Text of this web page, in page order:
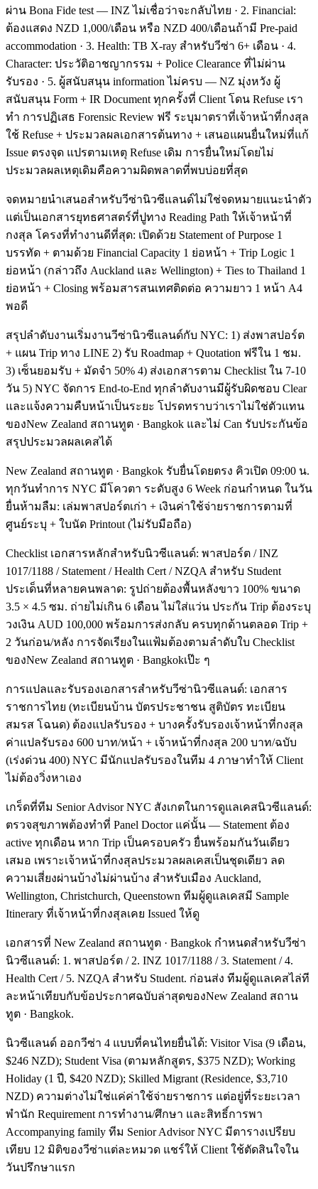
ผ่าน Bona Fide test — INZ ไม่เชื่อว่าจะกลับไทย · 2. Financial:
ต้องแสดง NZD 1,000/เดือน หรือ NZD 400/เดือนถ้ามี Pre-paid
accommodation · 3. Health: TB X-ray สำหรับวีซ่า 6+ เดือน · 4.
Character: ประวัติอาชญากรรม + Police Clearance ที่ไม่ผ่าน
รับรอง · 5. ผู้สนับสนุน information ไม่ครบ — NZ มุ่งหวัง ผู้
สนับสนุน Form + IR Document ทุกครั้งที่ Client โดน Refuse เรา
ทำ การปฏิเสธ Forensic Review ฟรี ระบุมาตราที่เจ้าหน้าที่กงสุล
ใช้ Refuse + ประมวลผลเอกสารต้นทาง + เสนอแผนยื่นใหม่ที่แก้
Issue ตรงจุด แปรตามเหตุ Refuse เดิม การยื่นใหม่โดยไม่
ประมวลผลเหตุเดิมคือความผิดพลาดที่พบบ่อยที่สุด
จดหมายนำเสนอสำหรับวีซ่านิวซีแลนด์ไม่ใช่จดหมายแนะนำตัว
แต่เป็นเอกสารยุทธศาสตร์ที่ปูทาง Reading Path ให้เจ้าหน้าที่
กงสุล โครงที่ทำงานดีที่สุด: เปิดด้วย Statement of Purpose 1
บรรทัด + ตามด้วย Financial Capacity 1 ย่อหน้า + Trip Logic 1
ย่อหน้า (กล่าวถึง Auckland และ Wellington) + Ties to Thailand 1
ย่อหน้า + Closing พร้อมสารสนเทศติดต่อ ความยาว 1 หน้า A4
พอดี
สรุปลำดับงานเริ่มงานวีซ่านิวซีแลนด์กับ NYC: 1) ส่งพาสปอร์ต
+ แผน Trip ทาง LINE 2) รับ Roadmap + Quotation ฟรีใน 1 ชม.
3) เซ็นยอมรับ + มัดจำ 50% 4) ส่งเอกสารตาม Checklist ใน 7-10
วัน 5) NYC จัดการ End-to-End ทุกลำดับงานมีผู้รับผิดชอบ Clear
และแจ้งความคืบหน้าเป็นระยะ โปรดทราบว่าเราไม่ใช่ตัวแทน
ของNew Zealand สถานทูต · Bangkok และไม่ Can รับประกันข้อ
สรุปประมวลผลเคสได้
New Zealand สถานทูต · Bangkok รับยื่นโดยตรง คิวเปิด 09:00 น.
ทุกวันทำการ NYC มีโควตา ระดับสูง 6 Week ก่อนกำหนด ในวัน
ยื่นห้ามลืม: เล่มพาสปอร์ตเก่า + เงินค่าใช้จ่ายราชการตามที่
ศูนย์ระบุ + ใบนัด Printout (ไม่รับมือถือ)
Checklist เอกสารหลักสำหรับนิวซีแลนด์: พาสปอร์ต / INZ
1017/1188 / Statement / Health Cert / NZQA สำหรับ Student
ประเด็นที่หลายคนพลาด: รูปถ่ายต้องพื้นหลังขาว 100% ขนาด
3.5 × 4.5 ซม. ถ่ายไม่เกิน 6 เดือน ไม่ใส่แว่น ประกัน Trip ต้องระบุ
วงเงิน AUD 100,000 พร้อมการส่งกลับ ครบทุกด้านตลอด Trip +
2 วันก่อน/หลัง การจัดเรียงในแฟ้มต้องตามลำดับใบ Checklist
ของNew Zealand สถานทูต · Bangkokเป๊ะ ๆ
การแปลและรับรองเอกสารสำหรับวีซ่านิวซีแลนด์: เอกสาร
ราชการไทย (ทะเบียนบ้าน บัตรประชาชน สูติบัตร ทะเบียน
สมรส โฉนด) ต้องแปลรับรอง + บางครั้งรับรองเจ้าหน้าที่กงสุล
ค่าแปลรับรอง 600 บาท/หน้า + เจ้าหน้าที่กงสุล 200 บาท/ฉบับ
(เร่งด่วน 400) NYC มีนักแปลรับรองในทีม 4 ภาษาทำให้ Client
ไม่ต้องวิ่งหาเอง
เกร็ดที่ทีม Senior Advisor NYC สังเกตในการดูแลเคสนิวซีแลนด์:
ตรวจสุขภาพต้องทำที่ Panel Doctor แค่นั้น — Statement ต้อง
active ทุกเดือน หาก Trip เป็นครอบครัว ยื่นพร้อมกันวันเดียว
เสมอ เพราะเจ้าหน้าที่กงสุลประมวลผลเคสเป็นชุดเดียว ลด
ความเสี่ยงผ่านบ้างไม่ผ่านบ้าง สำหรับเมือง Auckland,
Wellington, Christchurch, Queenstown ทีมผู้ดูแลเคสมี Sample
Itinerary ที่เจ้าหน้าที่กงสุลเคย Issued ให้ดู
เอกสารที่ New Zealand สถานทูต · Bangkok กำหนดสำหรับวีซ่า
นิวซีแลนด์: 1. พาสปอร์ต / 2. INZ 1017/1188 / 3. Statement / 4.
Health Cert / 5. NZQA สำหรับ Student. ก่อนส่ง ทีมผู้ดูแลเคสไล่ที
ละหน้าเทียบกับข้อประกาศฉบับล่าสุดของNew Zealand สถาน
ทูต · Bangkok.
นิวซีแลนด์ ออกวีซ่า 4 แบบที่คนไทยยื่นได้: Visitor Visa (9 เดือน,
$246 NZD); Student Visa (ตามหลักสูตร, $375 NZD); Working
Holiday (1 ปี, $420 NZD); Skilled Migrant (Residence, $3,710
NZD) ความต่างไม่ใช่แค่ค่าใช้จ่ายราชการ แต่อยู่ที่ระยะเวลา
พำนัก Requirement การทำงาน/ศึกษา และสิทธิ์การพา
Accompanying family ทีม Senior Advisor NYC มีตารางเปรียบ
เทียบ 12 มิติของวีซ่าแต่ละหมวด แชร์ให้ Client ใช้ตัดสินใจใน
วันปรึกษาแรก